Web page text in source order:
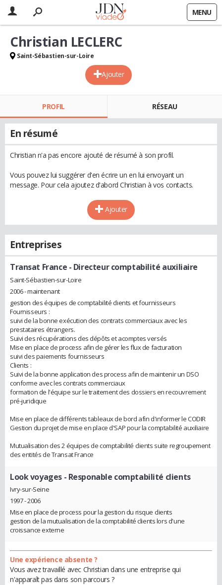
MENU
Ajouter
Christian LECLERC
Saint-Sébastien-sur-Loire
PROFIL RÉSEAU
En résumé
Christian n'a pas encore ajouté de résumé à son profil.
Vous pouvez lui suggérer d'en écrire un en lui envoyant un
message. Pour cela ajoutez d'abord Christian à vos contacts.
Ajouter
Entreprises
Transat France - Directeur comptabilité auxiliaire
Saint-Sébastien-sur-Loire
2006 - maintenant
gestion des équipes de comptabilité clients et fournisseurs
Fournisseurs :
suivi de la bonne exécution des contrats commerciaux avec les
prestataires étrangers.
Suivi des récupérations des dépôts et acomptes versés
Mise en place de process afin de gérer les flux de facturation
suivi des paiements fournisseurs
Clients :
Suivi de la bonne application des process afin de maintenir un DSO
conforme avec les contrats commerciaux
formation de l'équipe sur le traitement des dossiers en recouvrement
pré-juridique
Mise en place de différents tableaux de bord afin d'informer le CODIR
Gestion du projet de mise en place d'SAP pour la comptabilité auxiliaire
Mutualisation des 2 équipes de comptabilité clients suite regroupement
des entités de Transat France
Look voyages- Responable comptabilité clients
Ivry-sur-Seine
1997 - 2006
Mise en place de process pour la gestion du risque clients
gestion de la mutualisation de la comptabilité clients lors d'une
croissance externe
Une expérience absente ?
Vous avez travaillé avec Christian dans une entreprise qui
n'apparaît pas dans son parcours ?